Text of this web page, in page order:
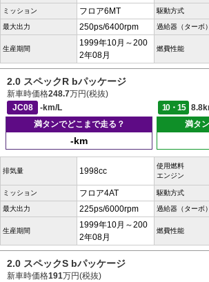
ミッション フロア6MT 駆動方式
最大出力 250ps/6400rpm 過給器（ターボ）
生産期間
1999年10月～200
2年08月
燃費性能
2.0 スペックR bパッケージ
新車時価格248.7万円(税抜)
JC08
-km/L 10・15
満タンでどこまで走る？
-km
満タ
排気量 1998cc
使用燃料
エンジン
ミッション フロア4AT 駆動方式
最大出力 225ps/6000rpm 過給器（ターボ）
生産期間
1999年10月～200
2年08月
燃費性能
2.0 スペックS bパッケージ
新車時価格191万円(税抜)